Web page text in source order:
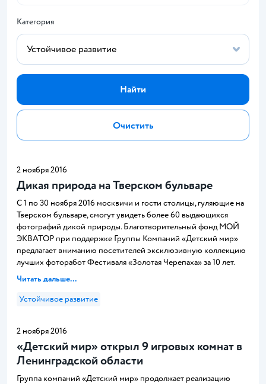
Категория
Найти
Очистить
2 ноября 2016
Дикая природа на Тверском бульваре
С 1 по 30 ноября 2016 москвичи и гости столицы, гуляющие на
Тверском бульваре, смогут увидеть более 60 выдающихся
фотографий дикой природы. Благотворительный фонд МОЙ
ЭКВАТОР при поддержке Группы Компаний «Детский мир»
предлагает вниманию посетителей эксклюзивную коллекцию
лучших фоторабот Фестиваля «Золотая Черепаха» за 10 лет.
Читать дальше...
Устойчивое развитие
2 ноября 2016
«Детский мир» открыл 9 игровых комнат в
Ленинградской области
Группа компаний «Детский мир» продолжает реализацию